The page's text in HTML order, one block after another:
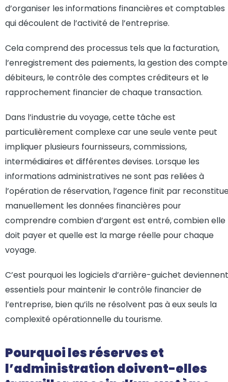
d’organiser les informations financières et comptables
qui découlent de l’activité de l’entreprise.
Cela comprend des processus tels que la facturation,
l’enregistrement des paiements, la gestion des
débiteurs, le contrôle des comptes créditeurs et le
rapprochement financier de chaque transaction.
Dans l’industrie du voyage, cette tâche est
particulièrement complexe car une seule vente peut
impliquer plusieurs fournisseurs, commissions,
intermédiaires et différentes devises. Lorsque les
informations administratives ne sont pas reliées à
l’opération de réservation, l’agence finit par
manuellement les données financières pour
comprendre combien d’argent est entré, combien elle
doit payer et quelle est la marge réelle pour chaque
voyage.
C’est pourquoi les logiciels d’arrière-guichet deviennent
essentiels pour maintenir le contrôle financier de
l’entreprise, bien qu’ils ne résolvent pas à eux seuls la
complexité opérationnelle du tourisme.
Pourquoi les réserves et
l’administration doivent-elles